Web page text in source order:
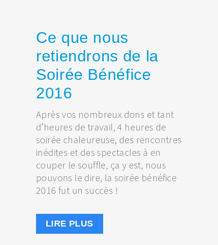
Ce que nous
retiendrons de la
Soirée Bénéfice
2016
Après vos nombreux dons et tant
d’heures de travail, 4 heures de
soirée chaleureuse, des rencontres
inédites et des spectacles à en
couper le souffle, ça y est, nous
pouvons le dire, la soirée bénéfice
2016 fut un succès !
LIRE PLUS